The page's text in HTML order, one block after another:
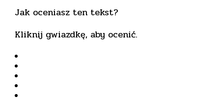
Jak oceniasz ten tekst?
Kliknij gwiazdkę, aby ocenić.